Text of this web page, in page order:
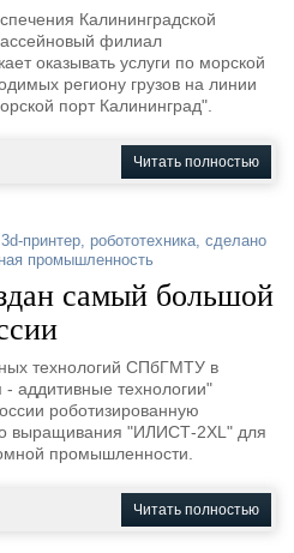
Калининградской
филиал
оказывать услуги по морской
региону грузов на линии
порт Калининград".
Читать полностью
3d-принтер, робототехника, сделано
промышленность
самый большой
технологий СПбГМТУ в
аддитивные технологии"
роботизированную
выращивания "ИЛИСТ-2XL" для
промышленности.
Читать полностью